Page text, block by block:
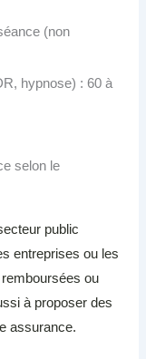
(non
hypnose) : 60 à
selon le
public
entreprises ou les
ou
à proposer des
assurance.